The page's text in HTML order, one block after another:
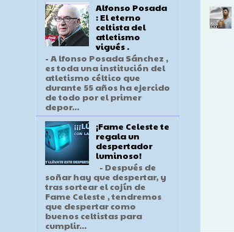
Alfonso Posada
: El eterno
celtista del
atletismo
vigués .
- A lfonso Posada Sánchez ,
es toda una institución del
atletismo céltico que
durante 55 años ha ejercido
de todo por el primer
depor...
¡Fame Celeste te
regala un
despertador
luminoso!
- Después de
soñar hay que despertar, y
tras sortear el cojín de
Fame Celeste , tendremos
que despertar como
buenos celtistas para
cumplir...